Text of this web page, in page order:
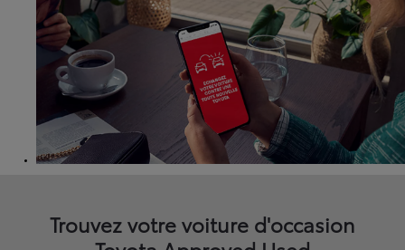
Trouvez votre voiture d'occasion